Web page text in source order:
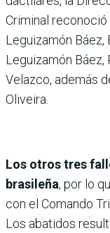
Criminal
Leguizamón Báez,
Leguizamón Báez,
Velazco, además
Oliveira.
Los otros tres
brasileña, por lo
con el Comando
Los abatidos